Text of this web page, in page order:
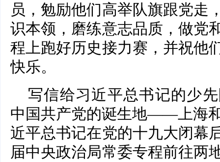
员，勉励他们高举队旗跟党走
识本领，磨练意志品质，做党
程上跑好历史接力赛，并祝他
快乐。
写信给习近平总书记的少
中国共产党的诞生地——上海
近平总书记在党的十九大闭幕
届中央政治局常委专程前往两